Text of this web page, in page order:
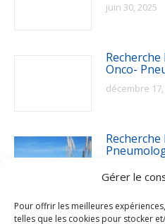
Gérer le
Pour offrir les meilleures
telles que les cookies pour stocker
juin 30, 2025
Onco-
décembre 17,